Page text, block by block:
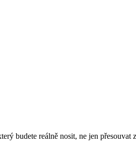
budete reálně nosit, ne jen přesouvat